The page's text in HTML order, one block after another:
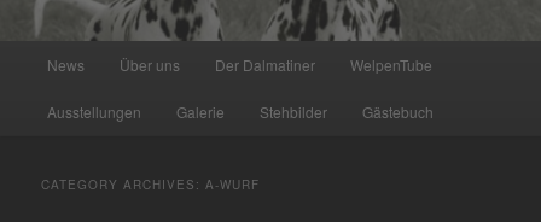
News Über uns Der Dalmatiner WelpenTube
Ausstellungen Galerie Stehbilder Gästebuch
CATEGORY ARCHIVES:A-WURF